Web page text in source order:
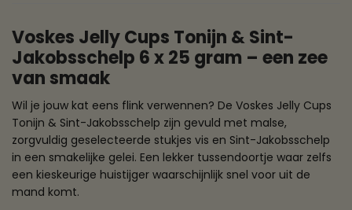
Voskes Jelly Cups Tonijn & Sint-
Jakobsschelp 6 x 25 gram – een zee
van smaak
Wil je jouw kat eens flink verwennen? De Voskes Jelly Cups
Tonijn & Sint-Jakobsschelp zijn gevuld met malse,
zorgvuldig geselecteerde stukjes vis en Sint-Jakobsschelp
in een smakelijke gelei. Een lekker tussendoortje waar zelfs
een kieskeurige huistijger waarschijnlijk snel voor uit de
mand komt.